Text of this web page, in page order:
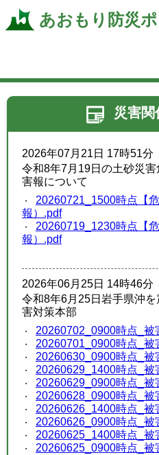
あおもり防災
災害関
2026年07月21日 17時51分
令和8年7月19日の土砂災
害報について
20260721_1500時点【
報）.pdf
20260719_1230時点【
報）.pdf
2026年06月25日 14時46分
令和8年6月25日岩手県沖
害対策本部
20260702_0900時点_被
20260701_0900時点_被
20260630_0900時点_被
20260629_1400時点_被
20260629_0900時点_被
20260628_0900時点_被
20260626_1400時点_被
20260626_0900時点_被
20260625_1400時点_被
20260625_0900時点_被